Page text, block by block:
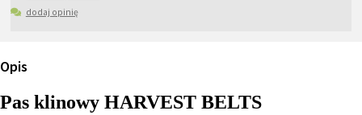
dodaj opinię
Opis
Pas klinowy HARVEST BELTS